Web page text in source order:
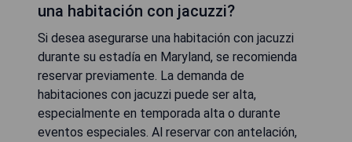
una habitación con jacuzzi?
Si desea asegurarse una habitación con jacuzzi
durante su estadía en Maryland, se recomienda
reservar previamente. La demanda de
habitaciones con jacuzzi puede ser alta,
especialmente en temporada alta o durante
eventos especiales. Al reservar con antelación,